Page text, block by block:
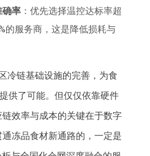
确率 ：优先选择温控达标率超
的服务商，这是降低损耗与
冷链基础设施的完善，为食
供了可能。但仅仅依靠硬件
效率与成本的关键在于数字
冻品食材新通路的，一定是